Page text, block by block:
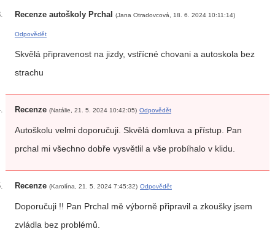
Recenze autoškoly Prchal (Jana Otradovcová, 18. 6. 2024 10:11:14)
Odpovědět
Skvělá připravenost na jizdy, vstřícné chovani a autoskola bez
strachu
Recenze (Natálie, 21. 5. 2024 10:42:05) Odpovědět
Autoškolu velmi doporučuji. Skvělá domluva a přístup. Pan
prchal mi všechno dobře vysvětlil a vše probíhalo v klidu.
Recenze (Karolína, 21. 5. 2024 7:45:32) Odpovědět
Doporučuji !! Pan Prchal mě výborně připravil a zkoušky jsem
zvládla bez problémů.